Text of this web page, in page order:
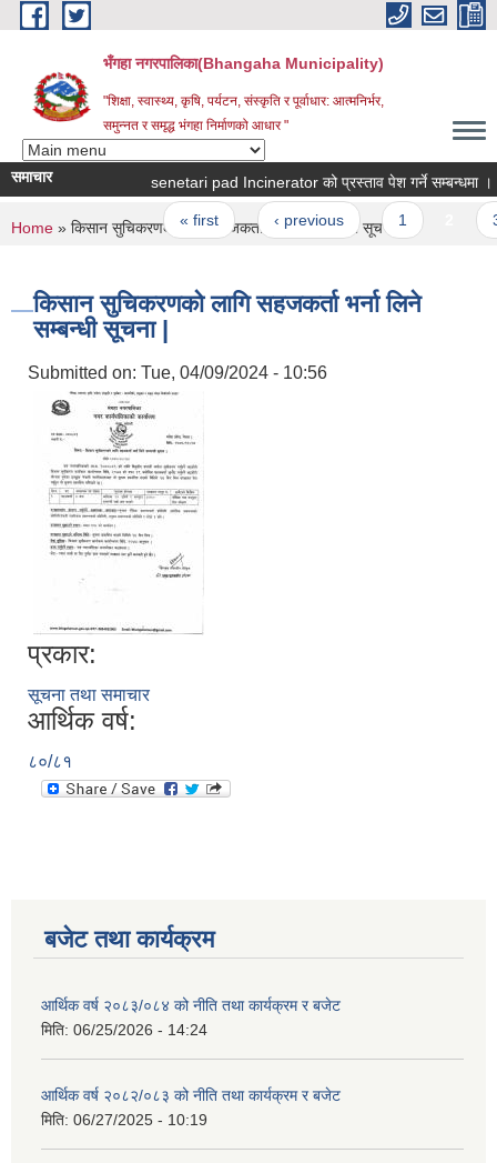
Skip to main content
भँगहा नगरपालिका(Bhangaha Municipality)
"शिक्षा, स्वास्थ्य, कृषि, पर्यटन, संस्कृति र पूर्वाधार: आत्मनिर्भर,
समुन्नत र समृद्ध भंगहा निर्माणको आधार "
समाचार senetari pad Incinerator को प्रस्ताव पेश गर्ने सम्बन्धमा ।
Pages
« first ‹ previous 1
You are here
Home » किसान सुचिकरणको लागि सहजकर्ता भर्ना लिने सम्बन्धी सूचना |
किसान सुचिकरणको लागि सहजकर्ता भर्ना लिने
सम्बन्धी सूचना |
Submitted on: Tue, 04/09/2024 - 10:56
प्रकार:
सूचना तथा समाचार
आर्थिक वर्ष:
८०/८१
बजेट तथा कार्यक्रम
आर्थिक वर्ष २०८३/०८४ को नीति तथा कार्यक्रम र बजेट
मिति: 06/25/2026 - 14:24
आर्थिक वर्ष २०८२/०८३ को नीति तथा कार्यक्रम र बजेट
मिति: 06/27/2025 - 10:19